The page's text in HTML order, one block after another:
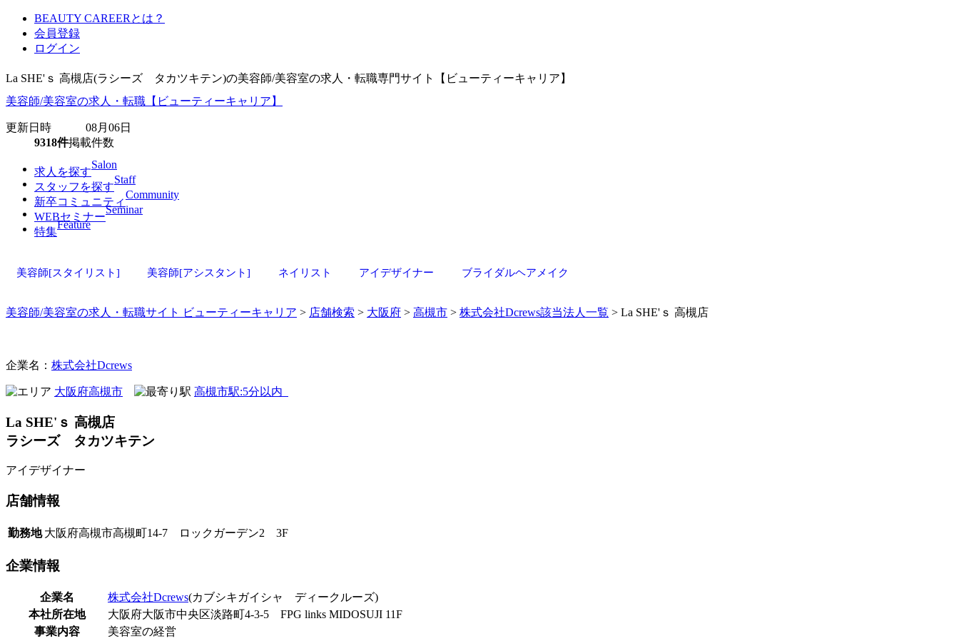
BEAUTY CAREERとは？
会員登録
ログイン
La SHE'ｓ 高槻店(ラシーズ タカツキテン)の美容師/美容室の求人・転職専門サイト【ビューティーキャリア】
美容師/美容室の求人・転職【ビューティーキャリア】
更新日時 08月06日
9318件掲載件数
求人を探す
Salon
スタッフを探す
Staff
新卒コミュニティ
Community
WEBセミナー
Seminar
特集
Feature
美容師[スタイリスト] 美容師[アシスタント] ネイリスト アイデザイナー ブライダルヘアメイク
美容師/美容室の求人・転職サイト ビューティーキャリア > 店舗検索 > 大阪府 > 高槻市 > 株式会社Dcrews該当法人一覧 > La SHE'ｓ 高槻店
企業名： 株式会社Dcrews
大阪府高槻市 高槻市駅:5分以内
La SHE'ｓ 高槻店
ラシーズ タカツキテン
アイデザイナー
店舗情報
勤務地 大阪府高槻市高槻町14-7 ロックガーデン2 3F
企業情報
企業名 株式会社Dcrews(カブシキガイシャ ディークルーズ)
本社所在地
大阪府大阪市中央区淡路町4-3-5 FPG links MIDOSUJI 11F
事業内容
美容室の経営